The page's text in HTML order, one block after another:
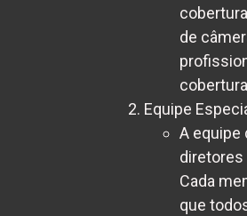
de
Equipe
A equipe
diretores
Cada
que